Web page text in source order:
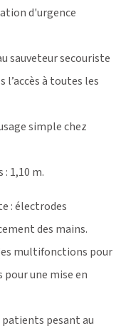
d'urgence
sauveteur secouriste
à toutes les
simple chez
1,10 m.
: électrodes
des mains.
multifonctions pour
une mise en
pesant au